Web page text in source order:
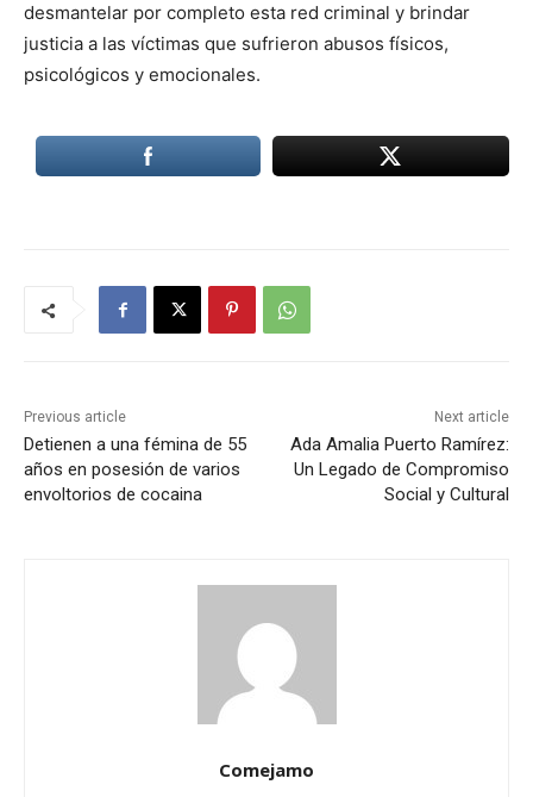
desmantelar por completo esta red criminal y brindar
justicia a las víctimas que sufrieron abusos físicos,
psicológicos y emocionales.
Previous article
Detienen a una fémina de 55
años en posesión de varios
envoltorios de cocaina
Next article
Ada Amalia Puerto Ramírez:
Un Legado de Compromiso
Social y Cultural
Comejamo